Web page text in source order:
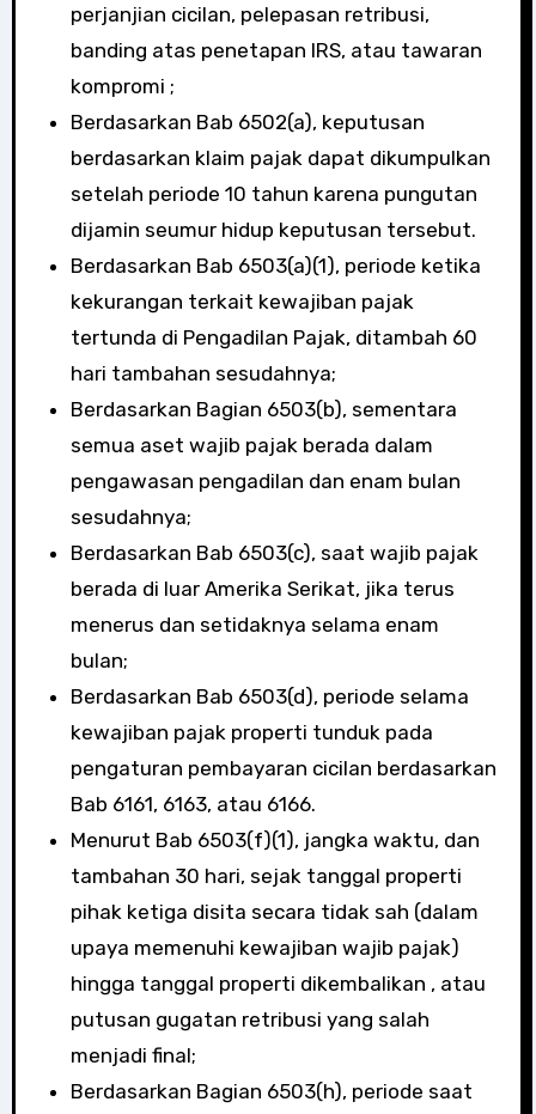
perjanjian cicilan, pelepasan retribusi,
banding atas penetapan IRS, atau tawaran
kompromi ;
Berdasarkan Bab 6502(a), keputusan
berdasarkan klaim pajak dapat dikumpulkan
setelah periode 10 tahun karena pungutan
dijamin seumur hidup keputusan tersebut.
Berdasarkan Bab 6503(a)(1), periode ketika
kekurangan terkait kewajiban pajak
tertunda di Pengadilan Pajak, ditambah 60
hari tambahan sesudahnya;
Berdasarkan Bagian 6503(b), sementara
semua aset wajib pajak berada dalam
pengawasan pengadilan dan enam bulan
sesudahnya;
Berdasarkan Bab 6503(c), saat wajib pajak
berada di luar Amerika Serikat, jika terus
menerus dan setidaknya selama enam
bulan;
Berdasarkan Bab 6503(d), periode selama
kewajiban pajak properti tunduk pada
pengaturan pembayaran cicilan berdasarkan
Bab 6161, 6163, atau 6166.
Menurut Bab 6503(f)(1), jangka waktu, dan
tambahan 30 hari, sejak tanggal properti
pihak ketiga disita secara tidak sah (dalam
upaya memenuhi kewajiban wajib pajak)
hingga tanggal properti dikembalikan , atau
putusan gugatan retribusi yang salah
menjadi final;
Berdasarkan Bagian 6503(h), periode saat